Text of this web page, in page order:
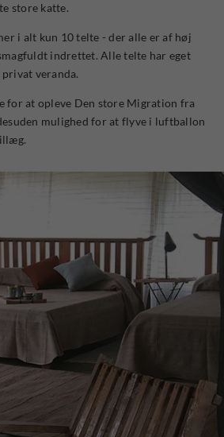
store katte.
i alt kun 10 telte - der alle er af høj
indrettet. Alle telte har eget
veranda.
for at opleve Den store Migration fra
mulighed for at flyve i luftballon